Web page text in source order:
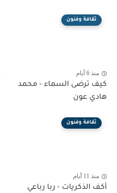
ثقافة وفنون
منذ 6 أيام
كيف ترضى السماء - محمد
هادي عون
ثقافة وفنون
منذ 11 أيام
أكف الذكريات - ربا رباعي